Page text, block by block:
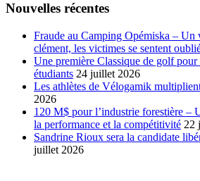
Nouvelles récentes
Fraude au Camping Opémiska – Un
clément, les victimes se sentent
Une première Classique de golf pour
étudiants 24 juillet 2026
Les athlètes de Vélogamik
2026
120 M$ pour l’industrie forestière –
la performance et la compétitivité 22
Sandrine Rioux sera la candidate
juillet 2026